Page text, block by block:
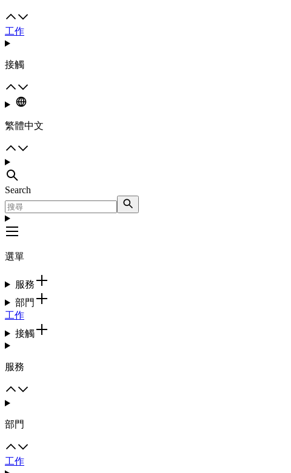
工作
接觸
繁體中文
Search
選單
服務
部門
工作
接觸
服務
部門
工作